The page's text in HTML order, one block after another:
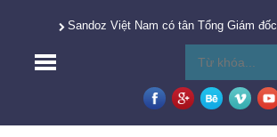
Sandoz Việt Nam có tân Tổng Giám đốc